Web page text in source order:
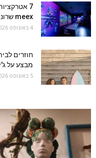
meex שרונים לחופש הגדול
4 באוגוסט 2026
חוזרים
מבצע על
5 באוגוסט 2026